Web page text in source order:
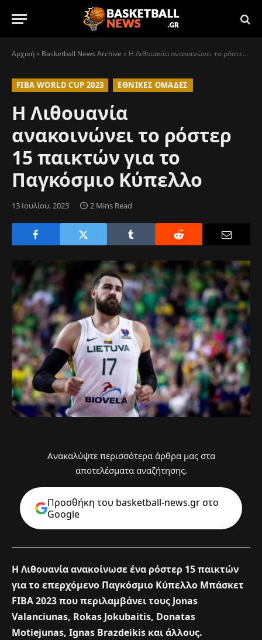
Αρχική» Basketball News Archive » Η Λιθουανία ανακοινώνει το ρόστερ 15 παικτών για το Παγκόσμιο Κύπελλο
FIBA WORLD CUP 2023 ΕΘΝΙΚΈΣ ΟΜΆΔΕΣ
Η Λιθουανία
ανακοινώνει το ρόστερ
15 παικτών για το
Παγκόσμιο Κύπελλο
13 Ιουλίου, 2023 2 Mins Read
Ανακαλύψτε περισσότερα άρθρα μας στα
αποτελέσματα αναζήτησης.
Προσθήκη του basketball-news.gr στo
Google
Η Λιθουανία ανακοίνωσε ένα ρόστερ 15 παικτών
για το επερχόμενο Παγκόσμιο Κύπελλο Μπάσκετ
FIBA 2023 που περιλαμβάνει τους Jonas
Valanciunas, Rokas Jokubaitis, Donatas
Motiejunas, Ignas Brazdeikis και άλλους.